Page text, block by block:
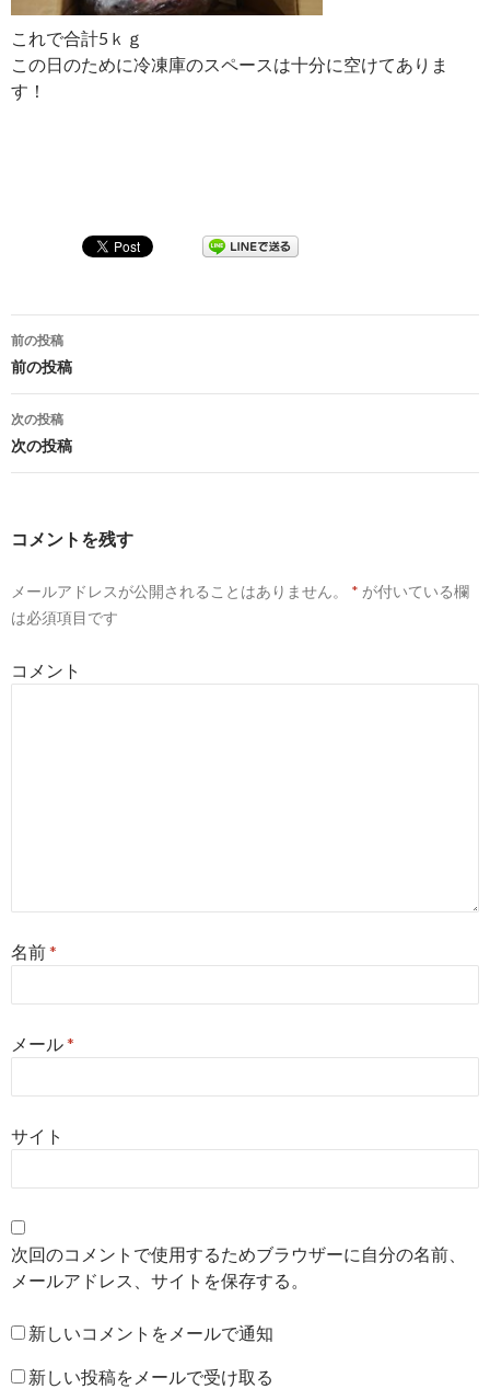
これで合計5ｋｇ
この日のために冷凍庫のスペースは十分に空けてありま
す！
投
稿
ナ
ビ
ョ
前の投稿
前の投稿
次の投稿
次の投稿
コメントを残す
メールアドレスが公開されることはありません。 * が付いている欄
は必須項目です
コメント
名前*
メール*
サイト
次回のコメントで使用するためブラウザーに自分の名前、
メールアドレス、サイトを保存する。
新しいコメントをメールで通知
新しい投稿をメールで受け取る